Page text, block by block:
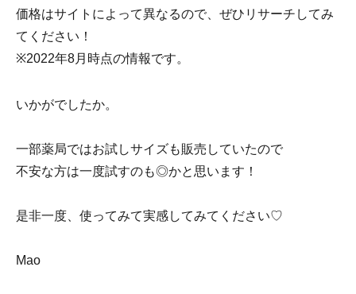
価格はサイトによって異なるので、ぜひリサーチしてみ
てください！
※2022年8月時点の情報です。
いかがでしたか。
一部薬局ではお試しサイズも販売していたので
不安な方は一度試すのも◎かと思います！
是非一度、使ってみて実感してみてください♡
Mao